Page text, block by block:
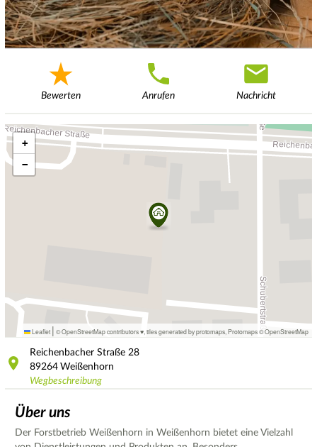
Bewerten Anrufen Nachricht
+
−
Leaflet | © OpenStreetMap contributors ♥, tiles generated by protomaps Protomaps©OpenStreetMap
Reichenbacher Straße 28
89264 Weißenhorn
Wegbeschreibung
Über uns
Der Forstbetrieb Weißenhorn in Weißenhorn bietet eine Vielzahl